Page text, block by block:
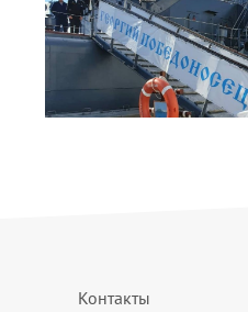
Контакты